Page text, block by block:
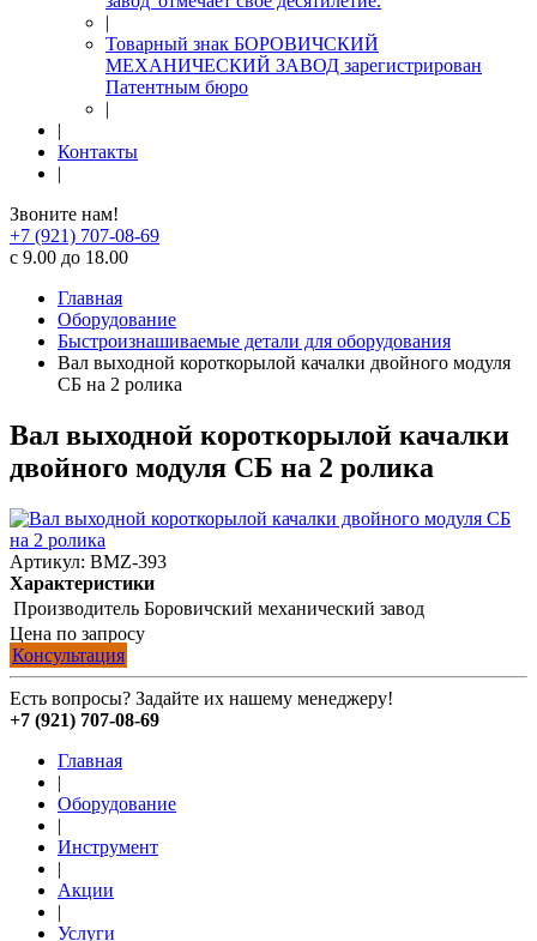
|
Товарный знак БОРОВИЧСКИЙ
МЕХАНИЧЕСКИЙ ЗАВОД зарегистрирован
Патентным бюро
|
|
Контакты
|
Звоните нам!
+7 (921) 707-08-69
с 9.00 до 18.00
Главная
Оборудование
Быстроизнашиваемые детали для оборудования
Вал выходной короткорылой качалки двойного модуля
СБ на 2 ролика
Вал выходной короткорылой качалки
двойного модуля СБ на 2 ролика
Артикул: BMZ-393
Характеристики
Производитель Боровичский механический завод
Цена по запросу
Консультация
Есть вопросы? Задайте их нашему менеджеру!
+7 (921) 707-08-69
Главная
|
Оборудование
|
Инструмент
|
Акции
|
Услуги